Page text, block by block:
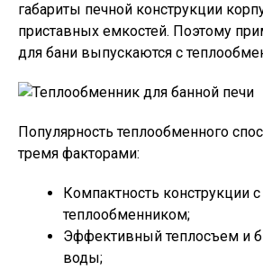
габариты печной конструкции
приставных емкостей. Поэтому
для бани выпускаются с
Популярность теплообменного
тремя факторами:
Компактность конструкции с
теплообменником;
Эффективный теплосъем и
воды;